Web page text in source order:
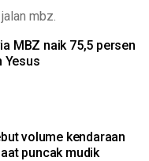
mbz.
MBZ naik 75,5 persen
Yesus
volume kendaraan
puncak mudik